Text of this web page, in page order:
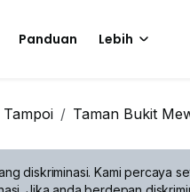
Panduan Lebih
Tampoi Taman Bukit
diskriminasi.Kami percaya